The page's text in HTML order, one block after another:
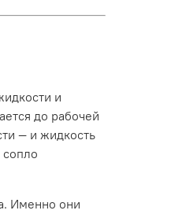
и
до рабочей
— и жидкость
Именно они